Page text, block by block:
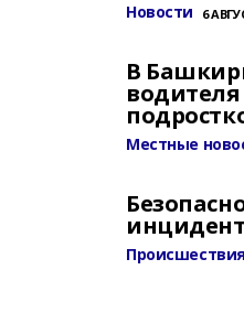
Новости 6
В
Местные
Происшествия